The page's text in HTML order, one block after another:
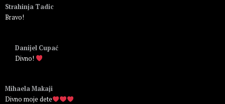
Strahinja Tadic
Bravo!
Danijel Cupać
Divno!
Mihaela Makaji
Divno moje dete